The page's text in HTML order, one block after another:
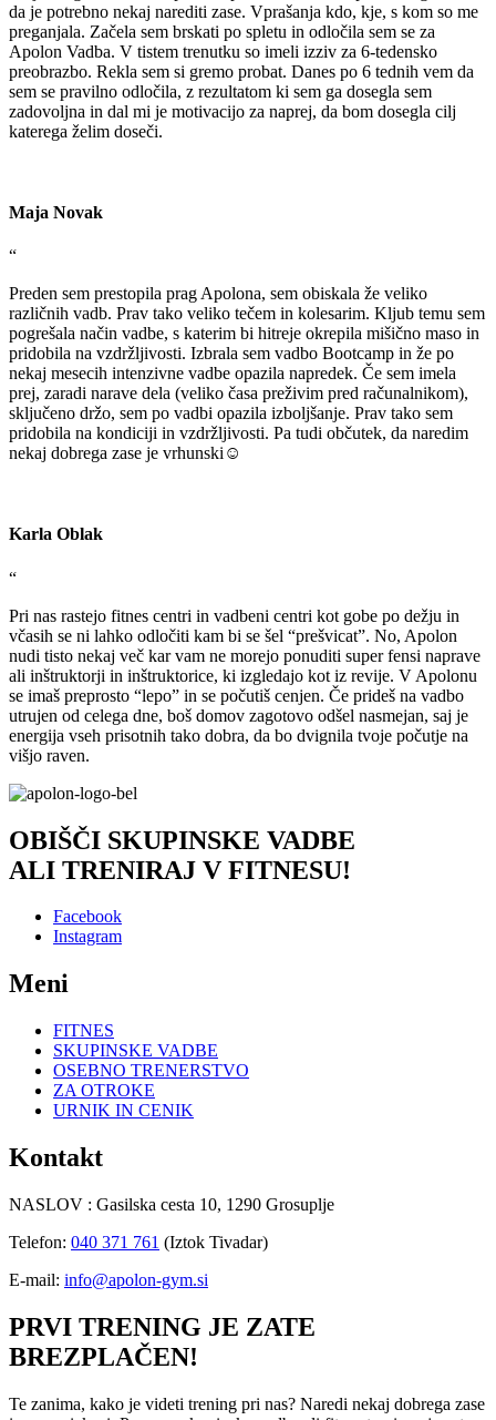
da je potrebno nekaj narediti zase. Vprašanja kdo, kje, s kom so me
preganjala. Začela sem brskati po spletu in odločila sem se za
Apolon Vadba. V tistem trenutku so imeli izziv za 6-tedensko
preobrazbo. Rekla sem si gremo probat. Danes po 6 tednih vem da
sem se pravilno odločila, z rezultatom ki sem ga dosegla sem
zadovoljna in dal mi je motivacijo za naprej, da bom dosegla cilj
katerega želim doseči.
Maja Novak
“
Preden sem prestopila prag Apolona, sem obiskala že veliko
različnih vadb. Prav tako veliko tečem in kolesarim. Kljub temu sem
pogrešala način vadbe, s katerim bi hitreje okrepila mišično maso in
pridobila na vzdržljivosti. Izbrala sem vadbo Bootcamp in že po
nekaj mesecih intenzivne vadbe opazila napredek. Če sem imela
prej, zaradi narave dela (veliko časa preživim pred računalnikom),
sključeno držo, sem po vadbi opazila izboljšanje. Prav tako sem
pridobila na kondiciji in vzdržljivosti. Pa tudi občutek, da naredim
nekaj dobrega zase je vrhunski☺
Karla Oblak
“
Pri nas rastejo fitnes centri in vadbeni centri kot gobe po dežju in
včasih se ni lahko odločiti kam bi se šel “prešvicat”. No, Apolon
nudi tisto nekaj več kar vam ne morejo ponuditi super fensi naprave
ali inštruktorji in inštruktorice, ki izgledajo kot iz revije. V Apolonu
se imaš preprosto “lepo” in se počutiš cenjen. Če prideš na vadbo
utrujen od celega dne, boš domov zagotovo odšel nasmejan, saj je
energija vseh prisotnih tako dobra, da bo dvignila tvoje počutje na
višjo raven.
OBIŠČI SKUPINSKE VADBE
ALI TRENIRAJ V FITNESU!
Facebook
Instagram
Meni
FITNES
SKUPINSKE VADBE
OSEBNO TRENERSTVO
ZA OTROKE
URNIK IN CENIK
Kontakt
NASLOV : Gasilska cesta 10, 1290 Grosuplje
Telefon: 040 371 761 (Iztok Tivadar)
E-mail: info@apolon-gym.si
PRVI TRENING JE ZATE
BREZPLAČEN!
Te zanima, kako je videti trening pri nas? Naredi nekaj dobrega zase